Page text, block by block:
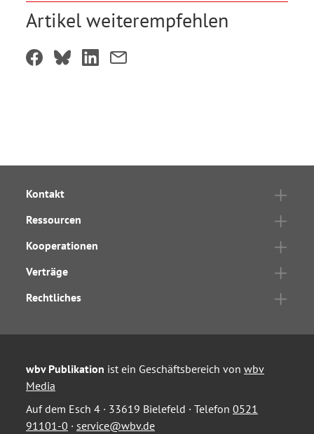
Artikel weiterempfehlen
Kontakt
Ressourcen
Kooperationen
Verträge
Rechtliches
wbv Publikation ist ein Geschäftsbereich von wbv
Media
Auf dem Esch 4 · 33619 Bielefeld · Telefon 0521
91101-0 · service@wbv.de